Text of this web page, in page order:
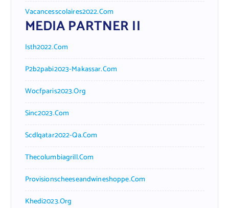
Vacancesscolaires2022.com
MEDIA PARTNER II
Isth2022.com
P2b2pabi2023-Makassar.com
Wocfparis2023.org
Sinc2023.com
Scdlqatar2022-Qa.com
Thecolumbiagrill.com
Provisionscheeseandwineshoppe.com
Khedi2023.org